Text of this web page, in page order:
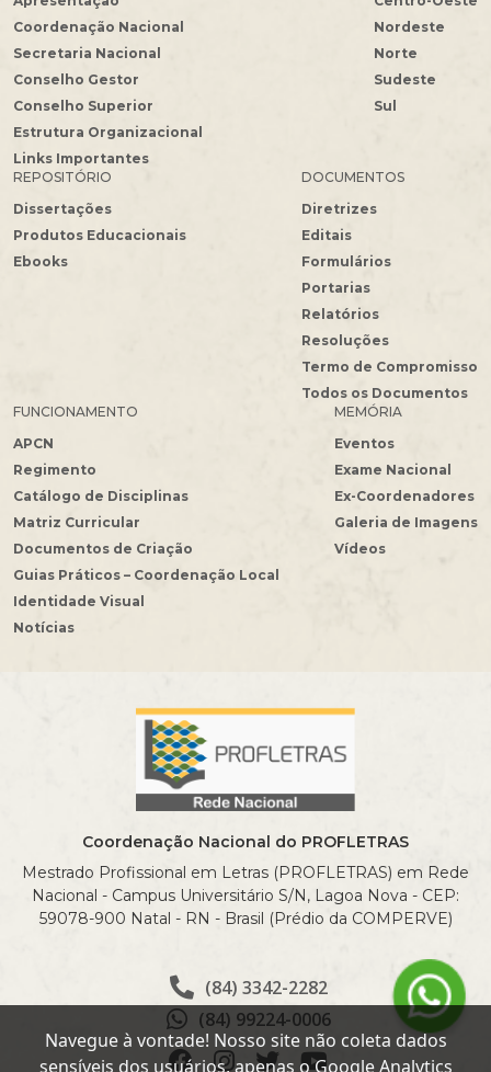
Coordenação Nacional
Secretaria Nacional
Conselho Gestor
Conselho Superior
Estrutura Organizacional
Links Importantes
Nordeste
Norte
Sudeste
Sul
REPOSITÓRIO
Dissertações
Produtos Educacionais
Ebooks
DOCUMENTOS
Diretrizes
Editais
Formulários
Portarias
Relatórios
Resoluções
Termo de Compromisso
Todos os Documentos
FUNCIONAMENTO
APCN
Regimento
Catálogo de Disciplinas
Matriz Curricular
Documentos de Criação
Guias Práticos – Coordenação Local
Identidade Visual
MEMÓRIA
Eventos
Exame Nacional
Ex-Coordenadores
Galeria de Imagens
Vídeos
Notícias
Coordenação Nacional do PROFLETRAS
Mestrado Profissional em Letras (PROFLETRAS) em Rede
Nacional - Campus Universitário S/N, Lagoa Nova - CEP:
59078-900 Natal - RN - Brasil (Prédio da COMPERVE)
(84) 3342-2282
(84) 99224-0006
Navegue à vontade! Nosso site não coleta dados
sensíveis dos usuários, apenas o Google Analytics